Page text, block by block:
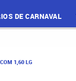
DE CARNAVAL
1,60 LG